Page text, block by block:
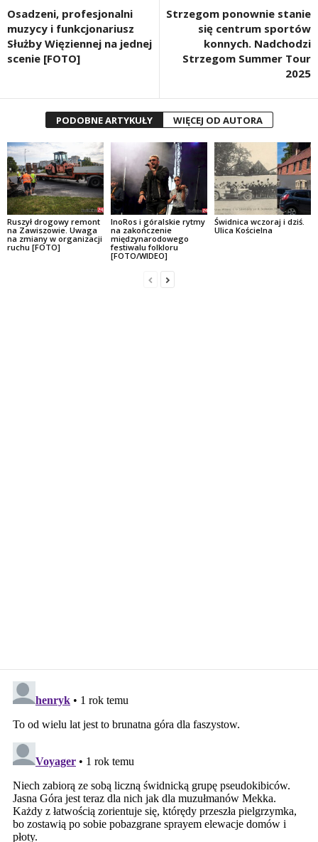
Osadzeni, profesjonalni
muzycy i funkcjonariusz
Służby Więziennej na jednej
scenie [FOTO]
Strzegom ponownie stanie
się centrum sportów
konnych. Nadchodzi
Strzegom Summer Tour
2025
PODOBNE ARTYKUŁY WIĘCEJ OD AUTORA
Ruszył drogowy remont
na Zawiszowie. Uwaga
na zmiany w organizacji
ruchu [FOTO]
InoRos i góralskie rytmy
na zakończenie
międzynarodowego
festiwalu folkloru
[FOTO/WIDEO]
Świdnica wczoraj i dziś.
Ulica Kościelna